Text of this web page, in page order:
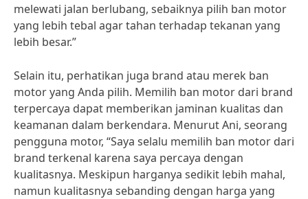
melewati jalan berlubang, sebaiknya pilih ban motor
yang lebih tebal agar tahan terhadap tekanan yang
lebih besar.”
Selain itu, perhatikan juga brand atau merek ban
motor yang Anda pilih. Memilih ban motor dari brand
terpercaya dapat memberikan jaminan kualitas dan
keamanan dalam berkendara. Menurut Ani, seorang
pengguna motor, “Saya selalu memilih ban motor dari
brand terkenal karena saya percaya dengan
kualitasnya. Meskipun harganya sedikit lebih mahal,
namun kualitasnya sebanding dengan harga yang